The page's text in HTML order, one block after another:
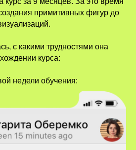
примитивных фигур до
с какими трудностями она
курса:
недели обучения: